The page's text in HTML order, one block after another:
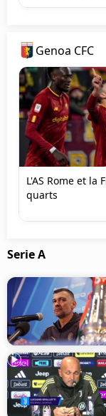
Genoa CFC
L'AS Rome et la
quarts
Serie A